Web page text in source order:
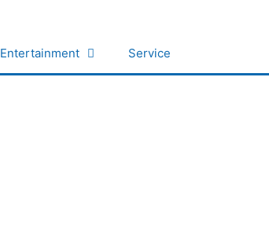
Entertainment Service